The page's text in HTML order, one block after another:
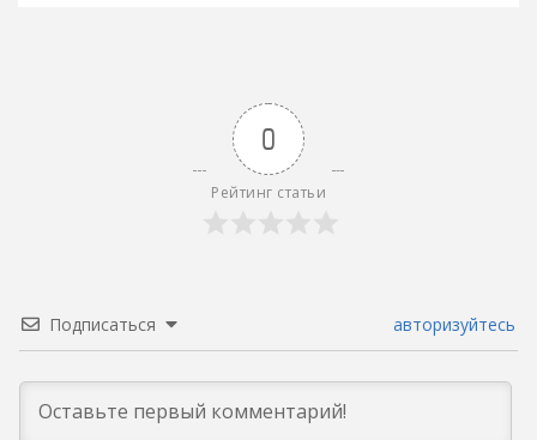
0
Рейтинг статьи
Подписаться авторизуйтесь